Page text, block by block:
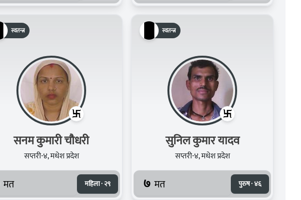
स्वतन्त्र
सनम कुमारी चौधरी
सप्तरी-४, मधेश प्रदेश
मत महिला · २९
स्वतन्त्र
सुनिल कुमार यादव
सप्तरी-४, मधेश प्रदेश
७ मत पुरुष · ४६